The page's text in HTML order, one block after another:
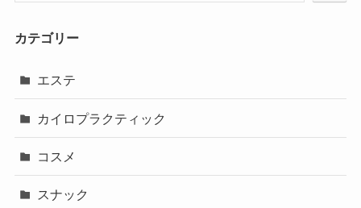
カテゴリー
エステ
カイロプラクティック
コスメ
スナック